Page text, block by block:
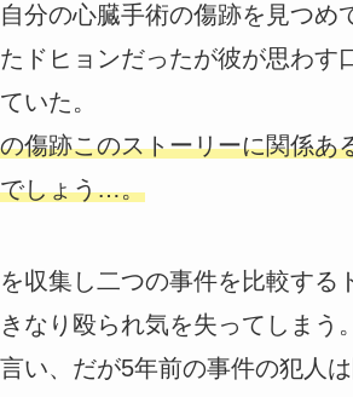
の心臓手術の傷跡を見つめ
ドヒョンだったが彼が思わす
いた。
傷跡このストーリーに関係あ
しょう…。
収集し二つの事件を比較する
なり殴られ気を失ってしまう。
い、だが5年前の事件の犯人